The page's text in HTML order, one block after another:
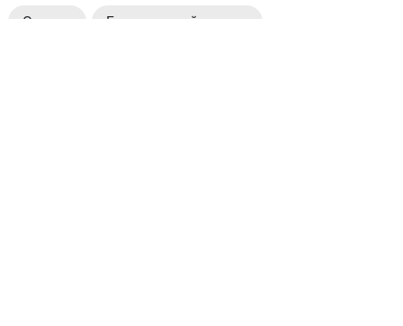
Оплата Безналичный расчет